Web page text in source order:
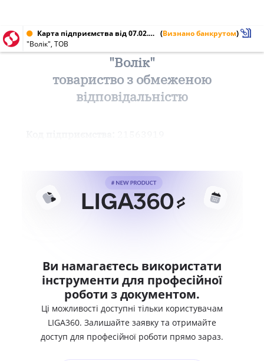
Карта підприємства від 07.02.2002 № 21563919 (Визнано банкрутом)
"Волік", ТОВ
"Волік"
товариство з обмеженою
відповідальністю
Ви намагаєтесь використати
інструменти для професійної
роботи з документом.
Ці можливості доступні тільки користувачам
LIGA360. Залишайте заявку та отримайте
доступ для професійної роботи прямо зараз.